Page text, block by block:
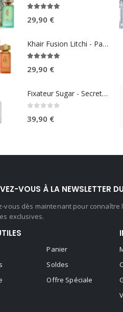
29,90 €
Khair Fusion Litchi - Paris Corner
29,90 €
Fixateur Sugar - Secret Musc 30ml
39,90 €
VOUS À LA NEWSLETTER
vous dès maintenant pour
exclusives.
Panier
Soldes
Offre Spéciale